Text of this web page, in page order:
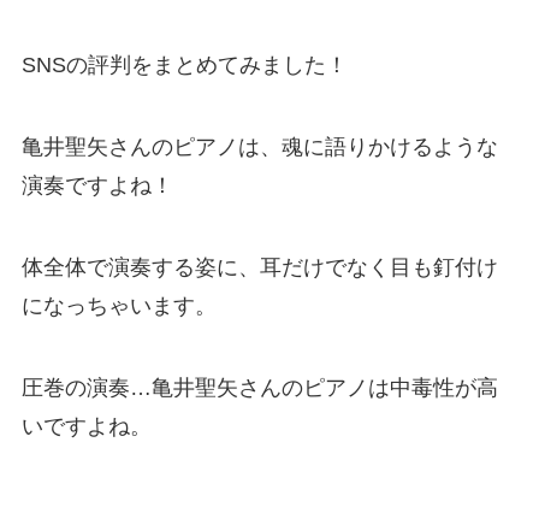
SNSの評判をまとめてみました！
亀井聖矢さんのピアノは、魂に語りかけるような
演奏ですよね！
体全体で演奏する姿に、耳だけでなく目も釘付け
になっちゃいます。
圧巻の演奏…亀井聖矢さんのピアノは中毒性が高
いですよね。